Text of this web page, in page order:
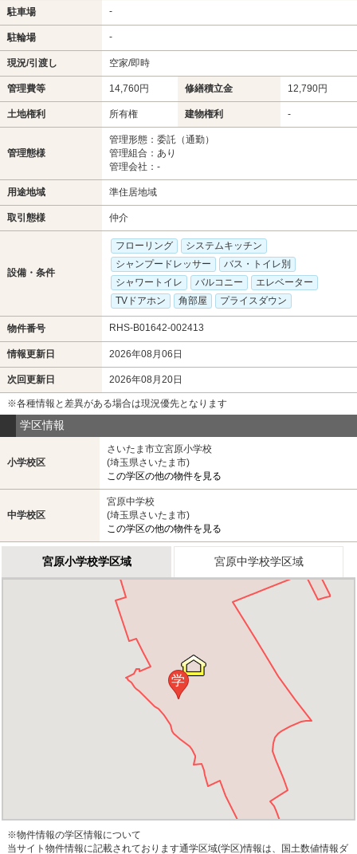
駐車場 -
駐輪場 -
現況/引渡し 空家/即時
管理費等 14,760円 修繕積立金 12,790円
土地権利 所有権 建物権利 -
管理態様
管理形態：委託（通勤）
管理組合：あり
管理会社：-
用途地域 準住居地域
取引態様 仲介
設備・条件
フローリング
システムキッチン
シャンプードレッサー
バス・トイレ別
シャワートイレ
バルコニー
エレベーター
TVドアホン
角部屋 プライスダウン
物件番号 RHS-B01642-002413
情報更新日 2026年08月06日
次回更新日 2026年08月20日
※各種情報と差異がある場合は現況優先となります
学区情報
小学校区
さいたま市立宮原小学校
(埼玉県さいたま市)
この学区の他の物件を見る
中学校区
宮原中学校
(埼玉県さいたま市)
この学区の他の物件を見る
宮原小学校学区域 宮原中学校学区域
学
※物件情報の学区情報について
当サイト物件情報に記載されております通学区域(学区)情報は、国土数値情報ダ